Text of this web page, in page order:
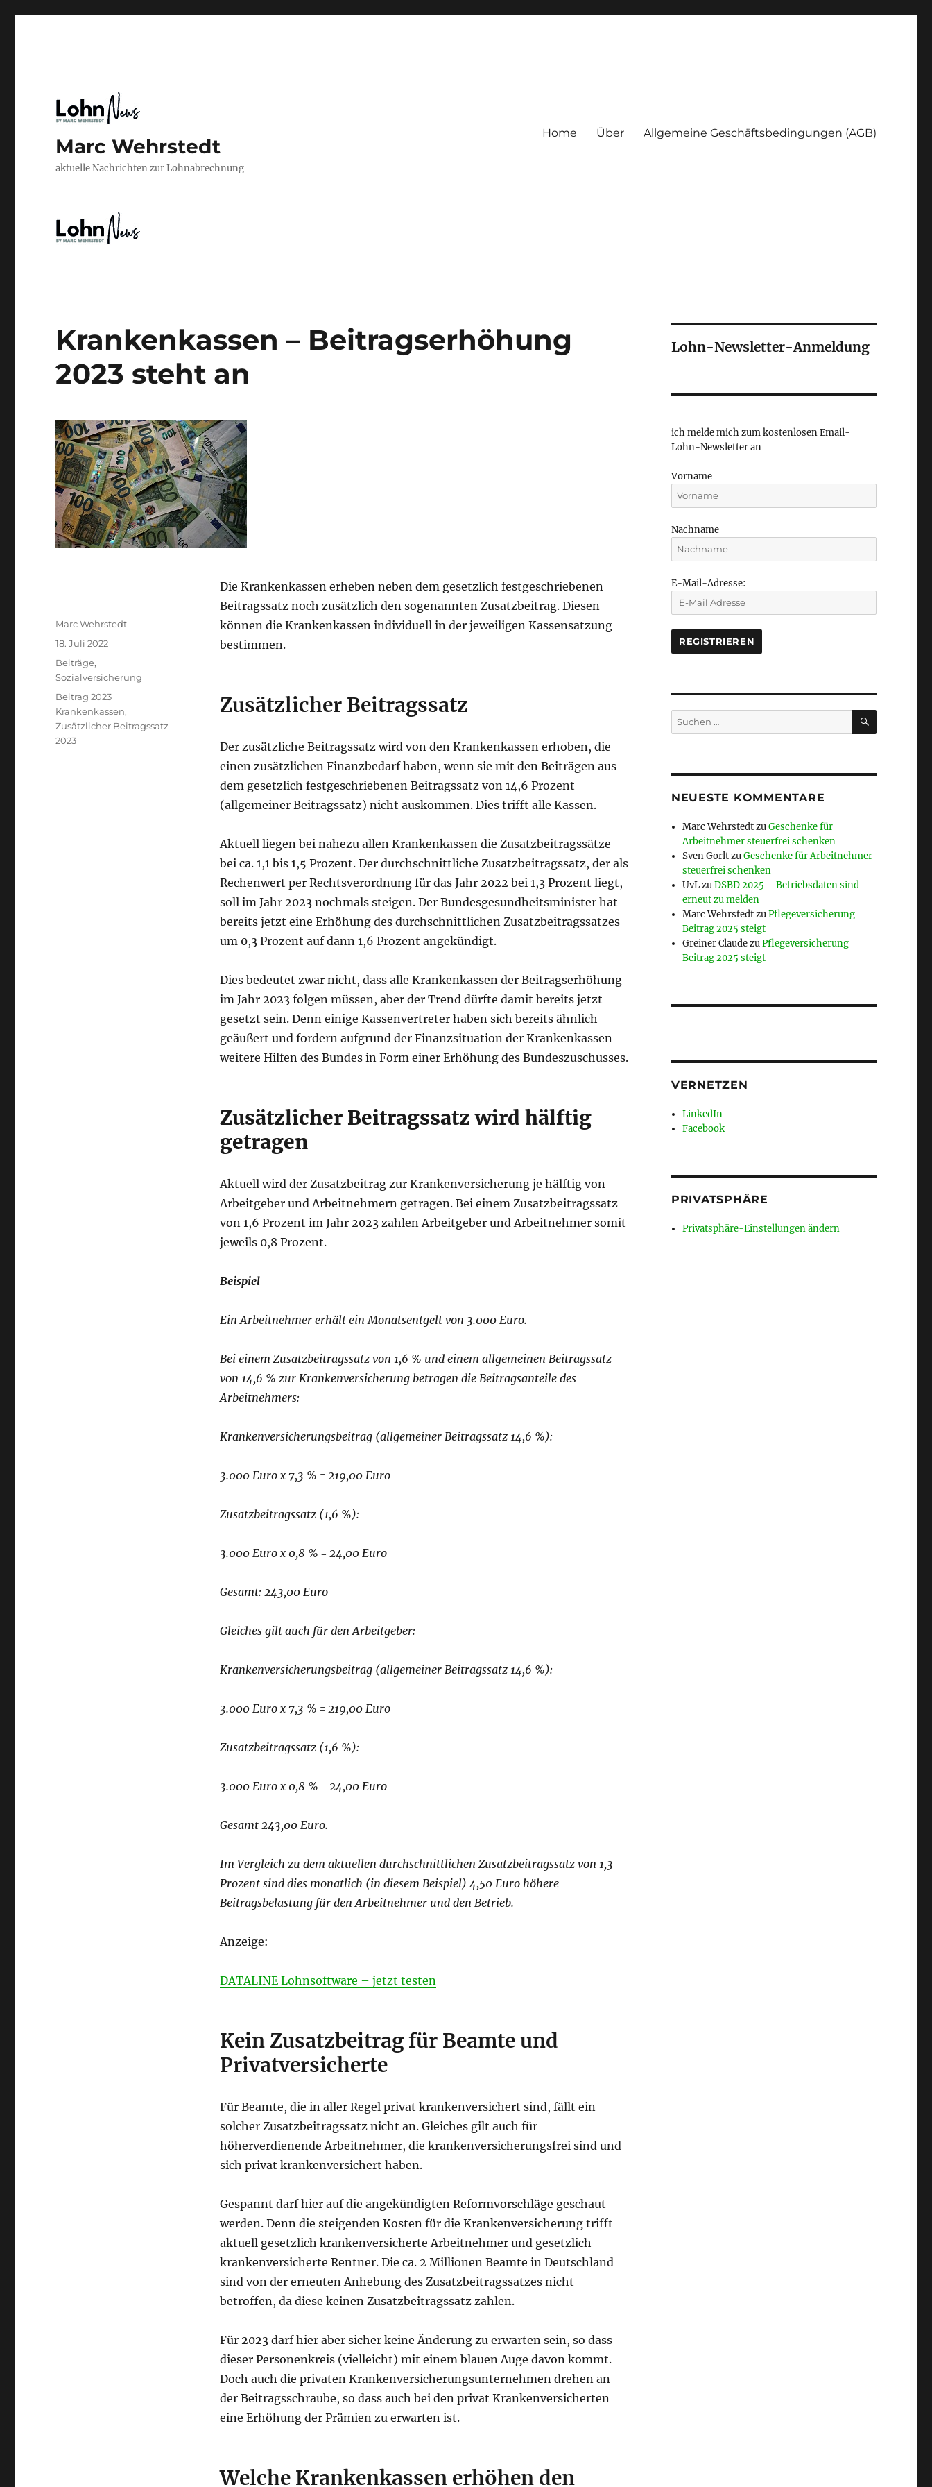
Marc Wehrstedt
aktuelle Nachrichten zur Lohnabrechnung
Home Über Allgemeine Geschäftsbedingungen (AGB)
Krankenkassen – Beitragserhöhung
2023 steht an
Die Krankenkassen erheben neben dem gesetzlich festgeschriebenen
Beitragssatz noch zusätzlich den sogenannten Zusatzbeitrag. Diesen
können die Krankenkassen individuell in der jeweiligen Kassensatzung
bestimmen.
Zusätzlicher Beitragssatz
Der zusätzliche Beitragssatz wird von den Krankenkassen erhoben, die
einen zusätzlichen Finanzbedarf haben, wenn sie mit den Beiträgen aus
dem gesetzlich festgeschriebenen Beitragssatz von 14,6 Prozent
(allgemeiner Beitragssatz) nicht auskommen. Dies trifft alle Kassen.
Aktuell liegen bei nahezu allen Krankenkassen die Zusatzbeitragssätze
bei ca. 1,1 bis 1,5 Prozent. Der durchschnittliche Zusatzbeitragssatz, der als
Rechenwert per Rechtsverordnung für das Jahr 2022 bei 1,3 Prozent liegt,
soll im Jahr 2023 nochmals steigen. Der Bundesgesundheitsminister hat
bereits jetzt eine Erhöhung des durchschnittlichen Zusatzbeitragssatzes
um 0,3 Prozent auf dann 1,6 Prozent angekündigt.
Dies bedeutet zwar nicht, dass alle Krankenkassen der Beitragserhöhung
im Jahr 2023 folgen müssen, aber der Trend dürfte damit bereits jetzt
gesetzt sein. Denn einige Kassenvertreter haben sich bereits ähnlich
geäußert und fordern aufgrund der Finanzsituation der Krankenkassen
weitere Hilfen des Bundes in Form einer Erhöhung des Bundeszuschusses.
Zusätzlicher Beitragssatz wird hälftig
getragen
Aktuell wird der Zusatzbeitrag zur Krankenversicherung je hälftig von
Arbeitgeber und Arbeitnehmern getragen. Bei einem Zusatzbeitragssatz
von 1,6 Prozent im Jahr 2023 zahlen Arbeitgeber und Arbeitnehmer somit
jeweils 0,8 Prozent.
Beispiel
Ein Arbeitnehmer erhält ein Monatsentgelt von 3.000 Euro.
Bei einem Zusatzbeitragssatz von 1,6 % und einem allgemeinen Beitragssatz
von 14,6 % zur Krankenversicherung betragen die Beitragsanteile des
Arbeitnehmers:
Krankenversicherungsbeitrag (allgemeiner Beitragssatz 14,6 %):
3.000 Euro x 7,3 % = 219,00 Euro
Zusatzbeitragssatz (1,6 %):
3.000 Euro x 0,8 % = 24,00 Euro
Gesamt: 243,00 Euro
Gleiches gilt auch für den Arbeitgeber:
Krankenversicherungsbeitrag (allgemeiner Beitragssatz 14,6 %):
3.000 Euro x 7,3 % = 219,00 Euro
Zusatzbeitragssatz (1,6 %):
3.000 Euro x 0,8 % = 24,00 Euro
Gesamt 243,00 Euro.
Im Vergleich zu dem aktuellen durchschnittlichen Zusatzbeitragssatz von 1,3
Prozent sind dies monatlich (in diesem Beispiel) 4,50 Euro höhere
Beitragsbelastung für den Arbeitnehmer und den Betrieb.
Anzeige:
DATALINE Lohnsoftware – jetzt testen
Kein Zusatzbeitrag für Beamte und
Privatversicherte
Für Beamte, die in aller Regel privat krankenversichert sind, fällt ein
solcher Zusatzbeitragssatz nicht an. Gleiches gilt auch für
höherverdienende Arbeitnehmer, die krankenversicherungsfrei sind und
sich privat krankenversichert haben.
Gespannt darf hier auf die angekündigten Reformvorschläge geschaut
werden. Denn die steigenden Kosten für die Krankenversicherung trifft
aktuell gesetzlich krankenversicherte Arbeitnehmer und gesetzlich
krankenversicherte Rentner. Die ca. 2 Millionen Beamte in Deutschland
sind von der erneuten Anhebung des Zusatzbeitragssatzes nicht
betroffen, da diese keinen Zusatzbeitragssatz zahlen.
Für 2023 darf hier aber sicher keine Änderung zu erwarten sein, so dass
dieser Personenkreis (vielleicht) mit einem blauen Auge davon kommt.
Doch auch die privaten Krankenversicherungsunternehmen drehen an
der Beitragsschraube, so dass auch bei den privat Krankenversicherten
eine Erhöhung der Prämien zu erwarten ist.
Welche Krankenkassen erhöhen den
Autor
Marc Wehrstedt
Veröffentlicht
am
18. Juli 2022
Kategorien
Beiträge,
Sozialversicherung
Schlagwörter
Beitrag 2023
Krankenkassen,
Zusätzlicher Beitragssatz
2023
Lohn-Newsletter-Anmeldung
ich melde mich zum kostenlosen Email-
Lohn-Newsletter an
Vorname
Nachname
E-Mail-Adresse:
Suche
nach:
SUCHEN
NEUESTE KOMMENTARE
Marc WehrstedtzuGeschenke für
Arbeitnehmer steuerfrei schenken
Sven GorltzuGeschenke für Arbeitnehmer
steuerfrei schenken
UvLzuDSBD 2025 – Betriebsdaten sind
erneut zu melden
Marc WehrstedtzuPflegeversicherung
Beitrag 2025 steigt
Greiner ClaudezuPflegeversicherung
Beitrag 2025 steigt
VERNETZEN
LinkedIn
Facebook
PRIVATSPHÄRE
Privatsphäre-Einstellungen ändern